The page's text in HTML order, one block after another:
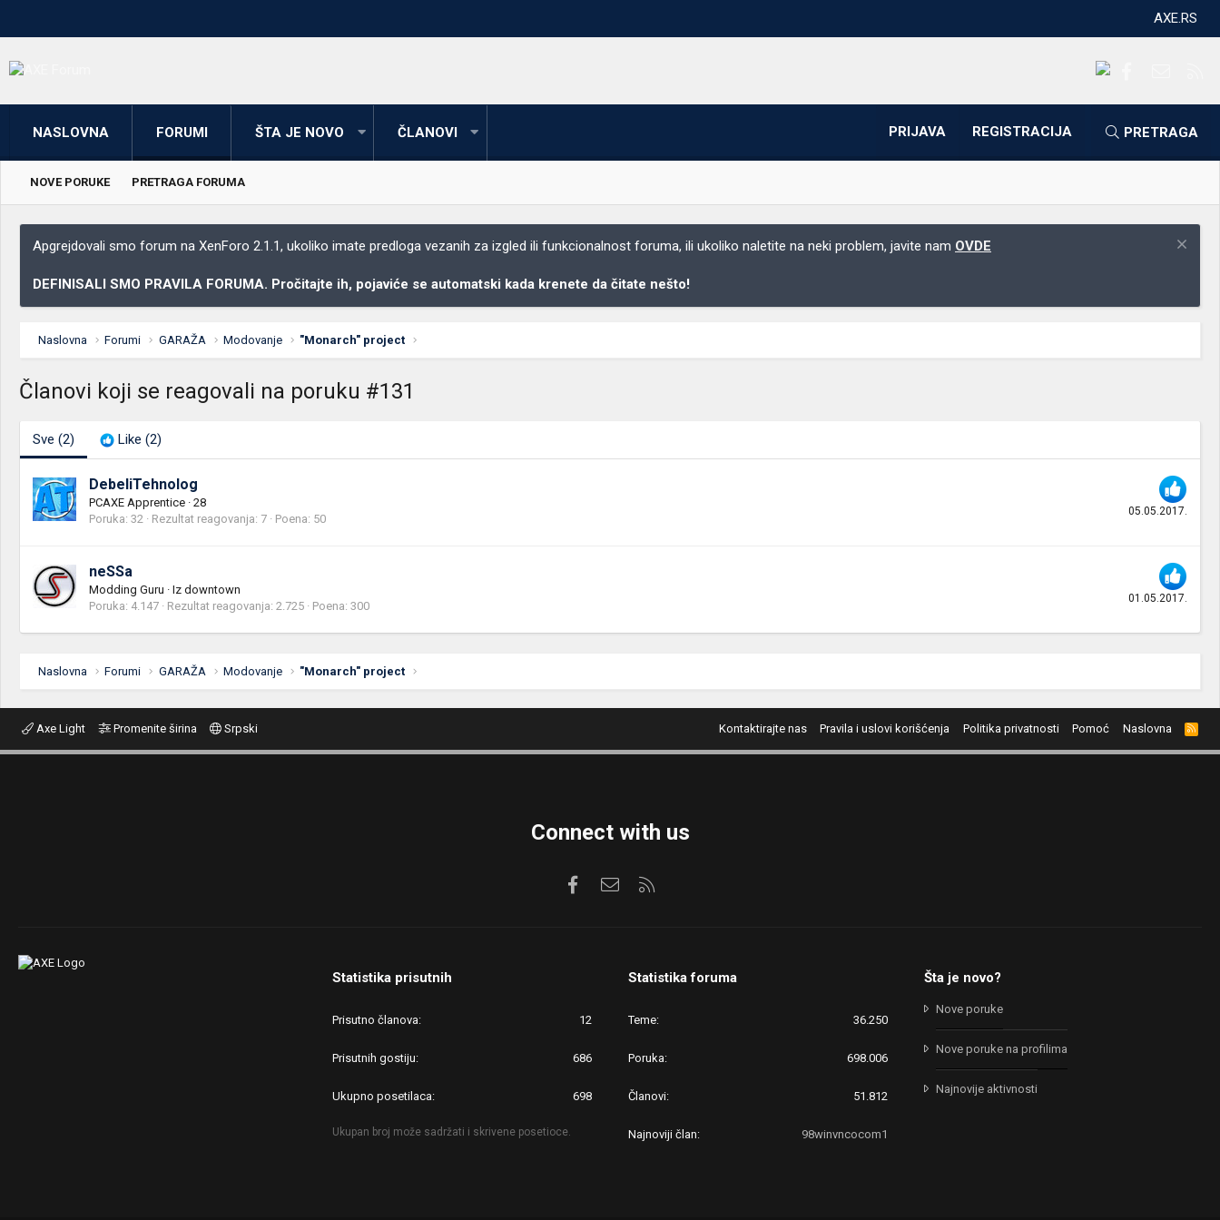
AXE.RS
NASLOVNA FORUMI ŠTA JE NOVO ČLANOVI PRIJAVA REGISTRACIJA PRETRAGA
NOVE PORUKE PRETRAGA FORUMA
Apgrejdovali smo forum na XenForo 2.1.1, ukoliko imate predloga vezanih za izgled ili funkcionalnost foruma, ili ukoliko naletite na neki problem, javite nam OVDE
DEFINISALI SMO PRAVILA FORUMA. Pročitajte ih, pojaviće se automatski kada krenete da čitate nešto!
Naslovna Forumi GARAŽA Modovanje "Monarch" project
Članovi koji se reagovali na poruku #131
Sve (2) Like (2)
05.05.2017.
DebeliTehnolog
PCAXE Apprentice · 28
Poruka 32 Rezultat reagovanja 7 Poena 50
01.05.2017.
neSSa
Modding Guru · Iz downtown
Poruka 4.147 Rezultat reagovanja 2.725 Poena 300
Naslovna Forumi GARAŽA Modovanje "Monarch" project
Axe Light Promenite širina Srpski Kontaktirajte nas Pravila i uslovi korišćenja Politika privatnosti Pomoć Naslovna
R
S
S
Connect with us
FacebookKontaktirajte nas
Statistika prisutnih
Prisutno članova 12
Prisutnih gostiju 686
Ukupno posetilaca 698
Ukupan broj može sadržati i skrivene posetioce.
Statistika foruma
Teme 36.250
Poruka 698.006
Članovi 51.812
Najnoviji član 98winvncocom1
Šta je novo?
Nove poruke
Nove poruke na profilima
Najnovije aktivnosti